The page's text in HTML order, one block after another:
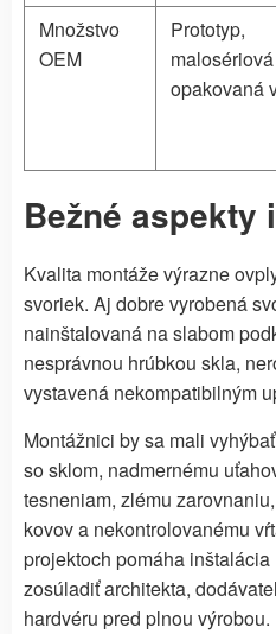
Množstvo
OEM
Prototyp,
opakovaná
Bežné aspekty
Kvalita montáže výrazne
svoriek. Aj dobre vyrobená
nainštalovaná na slabom
nesprávnou hrúbkou skla,
vystavená nekompatibilným
Montážnici by sa mali
so sklom, nadmernému
tesneniam, zlému
kovov a nekontrolovanému
projektoch pomáha
zosúladiť architekta,
hardvéru pred plnou výrobou.